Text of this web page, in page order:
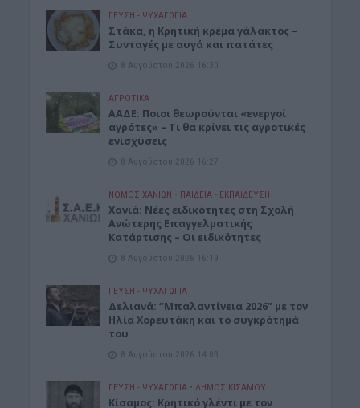
ΓΕΎΣΗ - ΨΥΧΑΓΩΓΊΑ
Στάκα, η Κρητική κρέμα γάλακτος –
Συνταγές με αυγά και πατάτες
8 Αυγούστου 2026 16:30
ΑΓΡΟΤΙΚΑ
ΑΑΔΕ: Ποιοι θεωρούνται «ενεργοί
αγρότες» – Τι θα κρίνει τις αγροτικές
ενισχύσεις
8 Αυγούστου 2026 16:27
ΝΟΜΌΣ ΧΑΝΊΩΝ • ΠΑΙΔΕΙΑ - ΕΚΠΑΙΔΕΥΣΗ
Χανιά: Νέες ειδικότητες στη Σχολή
Ανώτερης Επαγγελματικής
Κατάρτισης – Οι ειδικότητες
8 Αυγούστου 2026 16:19
ΓΕΎΣΗ - ΨΥΧΑΓΩΓΊΑ
Δελιανά: “Μπαλαντίνεια 2026” με τον
Ηλία Χορευτάκη και το συγκρότημά
του
8 Αυγούστου 2026 14:03
ΓΕΎΣΗ - ΨΥΧΑΓΩΓΊΑ • ΔΉΜΟΣ ΚΙΣΆΜΟΥ
Kίσαμος: Κρητικό γλέντι με τον